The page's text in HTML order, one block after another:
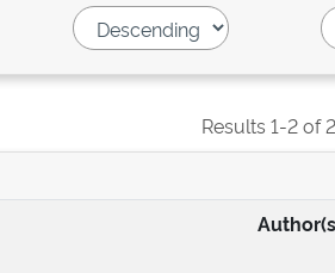
Results 1-2 of